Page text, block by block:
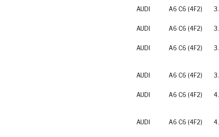
AUDI A6 C6 (4F2)
AUDI A6 C6 (4F2)
AUDI A6 C6 (4F2)
AUDI A6 C6 (4F2)
AUDI A6 C6 (4F2)
AUDI A6 C6 (4F2)